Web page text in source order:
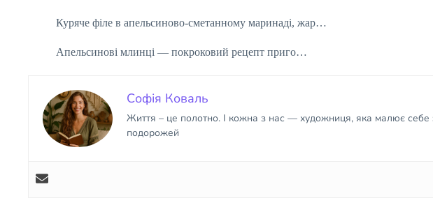
Куряче філе в апельсиново-сметанному маринаді, жар…
Апельсинові млинці — покроковий рецепт приго…
Софія Коваль
Життя – це полотно. І кожна з нас — художниця, яка малює
подорожей